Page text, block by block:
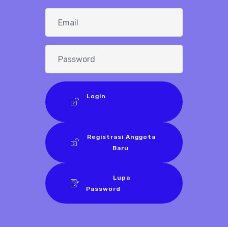
Login
Registrasi Anggota
Baru
Lupa
Password